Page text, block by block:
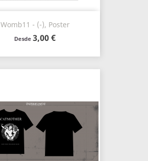
Womb11 - (-), Poster
Desde 3,00 €